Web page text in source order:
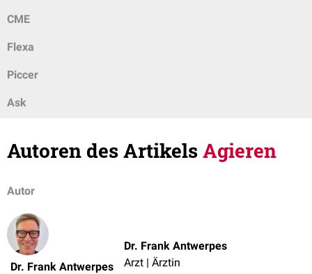
CME
Flexa
Piccer
Ask
Autoren des ArtikelsAgieren
Autor
Dr. Frank Antwerpes
Dr. Frank Antwerpes
Arzt | Ärztin